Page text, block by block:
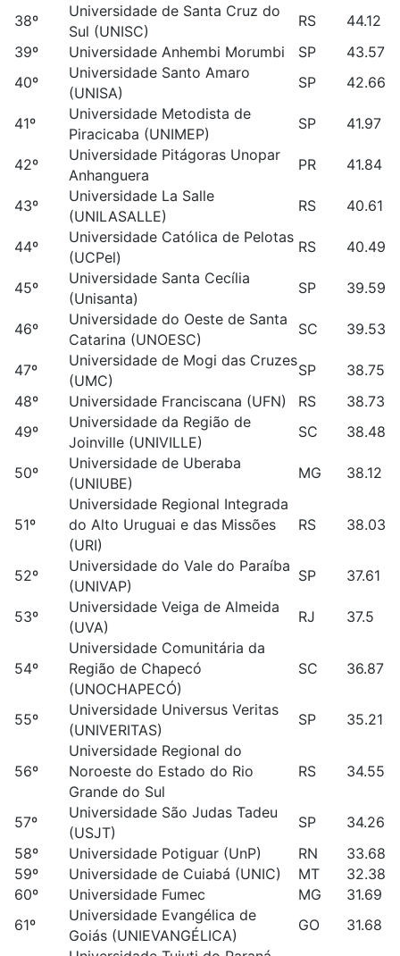
38º
Universidade de Santa Cruz do
Sul (UNISC)
RS
44.12
39º
Universidade Anhembi Morumbi SP
43.57
40º
Universidade Santo Amaro
(UNISA)
SP 42.66
41º
Universidade Metodista de
Piracicaba (UNIMEP)
SP 41.97
42º
Universidade Pitágoras Unopar
Anhanguera
PR 41.84
43º
Universidade La Salle
(UNILASALLE)
RS 40.61
44º
Universidade Católica de Pelotas
(UCPel)
RS 40.49
45º
Universidade Santa Cecília
(Unisanta)
SP 39.59
46º
Universidade do Oeste de Santa
Catarina (UNOESC)
SC 39.53
47º
Universidade de Mogi das Cruzes
(UMC)
SP
38.75
48º
Universidade Franciscana (UFN) RS
38.73
49º
Universidade da Região de
Joinville (UNIVILLE)
SC 38.48
50º
Universidade de Uberaba
(UNIUBE)
MG 38.12
51º
Universidade Regional Integrada
do Alto Uruguai e das Missões
(URI)
RS 38.03
52º
Universidade do Vale do Paraíba
(UNIVAP)
SP 37.61
53º
Universidade Veiga de Almeida
(UVA)
RJ 37.5
54º
Universidade Comunitária da
Região de Chapecó
(UNOCHAPECÓ)
SC 36.87
55º
Universidade Universus Veritas
(UNIVERITAS)
SP 35.21
56º
Universidade Regional do
Noroeste do Estado do Rio
Grande do Sul
RS 34.55
57º
Universidade São Judas Tadeu
(USJT)
SP
34.26
58º
Universidade Potiguar (UnP) RN
33.68
59º
Universidade de Cuiabá (UNIC) MT
32.38
60º
Universidade Fumec MG
31.69
61º
Universidade Evangélica de
Goiás (UNIEVANGÉLICA)
GO 31.68